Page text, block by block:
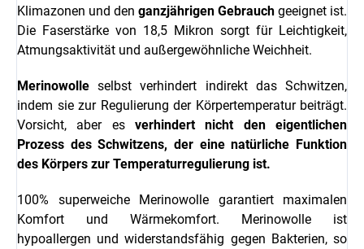
Klimazonen und den ganzjährigen Gebrauch geeignet ist.
Die Faserstärke von 18,5 Mikron sorgt für Leichtigkeit,
Atmungsaktivität und außergewöhnliche Weichheit.
Merinowolle selbst verhindert indirekt das Schwitzen,
indem sie zur Regulierung der Körpertemperatur beiträgt.
Vorsicht, aber es verhindert nicht den eigentlichen
Prozess des Schwitzens, der eine natürliche Funktion
des Körpers zur Temperaturregulierung ist.
100% superweiche Merinowolle garantiert maximalen
Komfort und Wärmekomfort. Merinowolle ist
hypoallergen und widerstandsfähig gegen Bakterien, so